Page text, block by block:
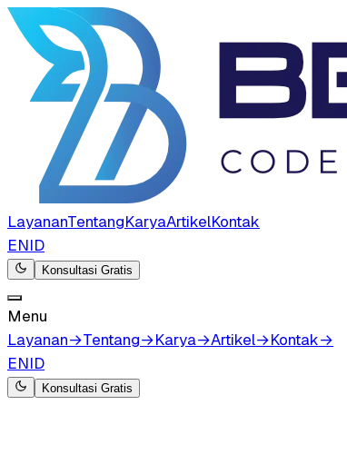
LayananTentangKaryaArtikelKontak
ENID
Konsultasi Gratis
Menu
Layanan→Tentang→Karya→Artikel→Kontak→
ENID
Konsultasi Gratis